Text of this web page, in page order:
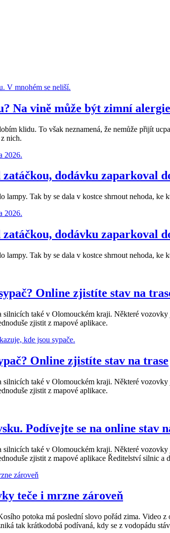
Na vině může být zimní alergie
klidu. To však neznamená, že nemůže přijít
nich.
dodávku zaparkoval
lampy. Tak by se dala v kostce shrnout nehoda,
dodávku zaparkoval
lampy. Tak by se dala v kostce shrnout nehoda,
Online zjistíte stav na
také v Olomouckém kraji. Některé
zjistit z mapové aplikace.
Online zjistíte stav na trase
také v Olomouckém kraji. Některé
zjistit z mapové aplikace.
Podívejte se na online stav
také v Olomouckém kraji. Některé
zjistit z mapové aplikace Ředitelství silnic a
teče i mrzne zároveň
potoka má poslední slovo pořád zima. Video
tak krátkodobá podívaná, kdy se z vodopádu